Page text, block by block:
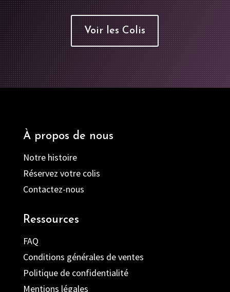
Voir les Colis
À propos de nous
Notre histoire
Réservez votre colis
Contactez-nous
Ressources
FAQ
Conditions générales de ventes
Politique de confidentialité
Mentions légales